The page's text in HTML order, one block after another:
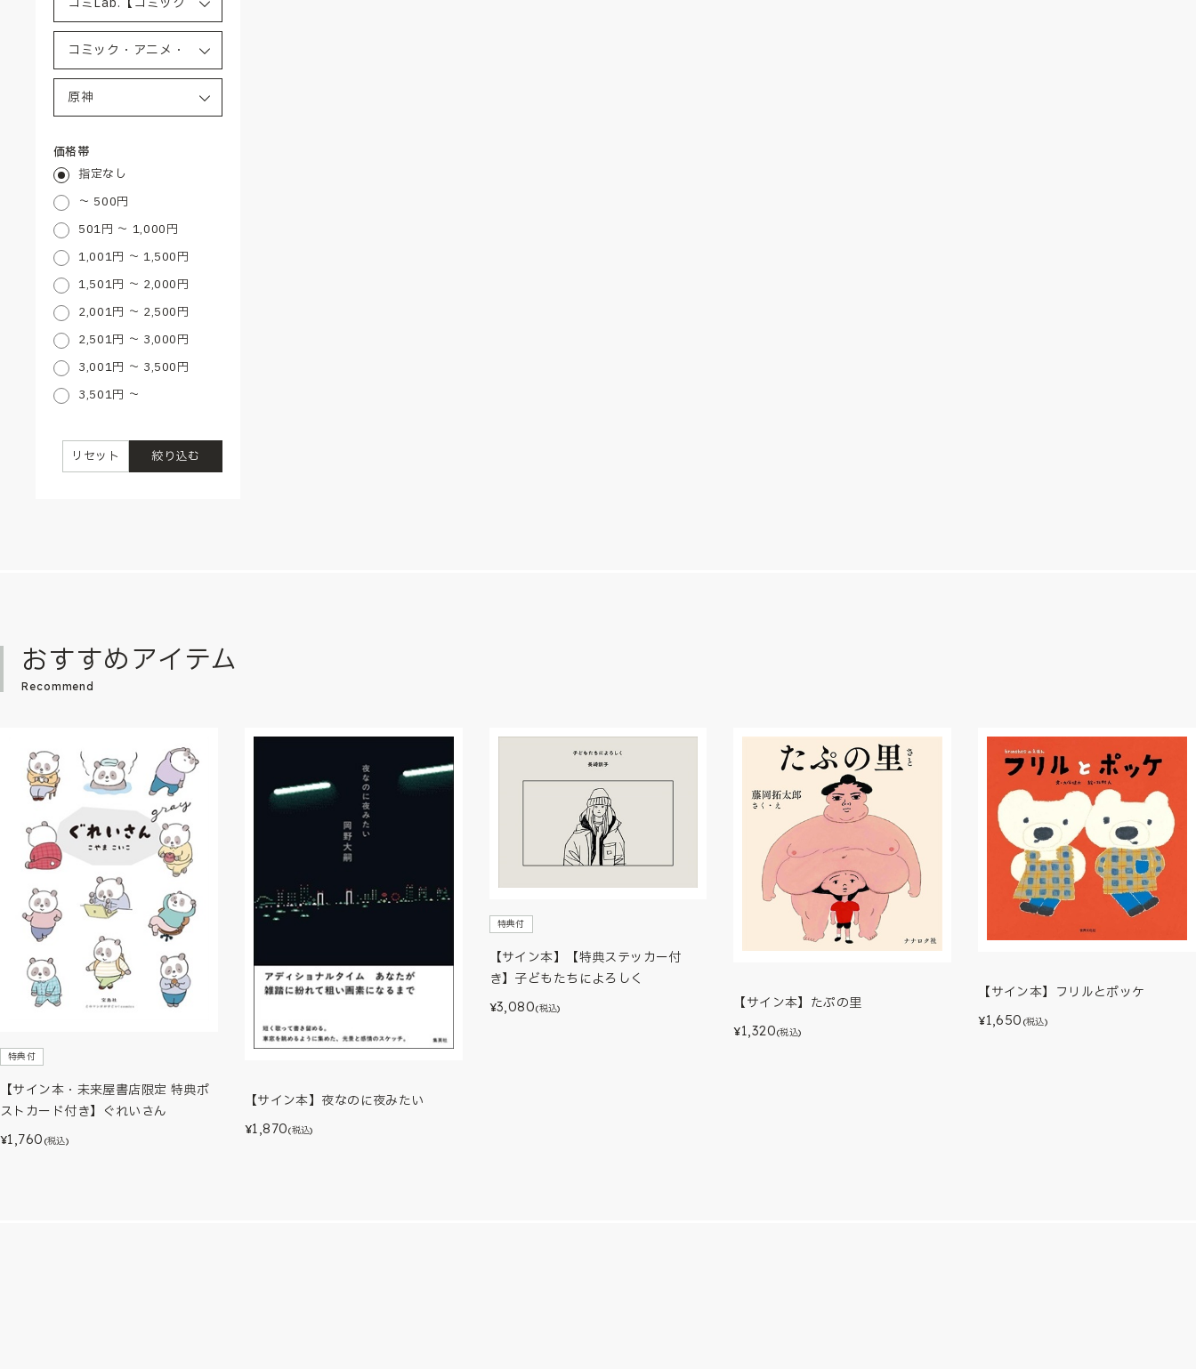
価格帯
指定なし
～ 500円
501円 ～ 1,000円
1,001円 ～ 1,500円
1,501円 ～ 2,000円
2,001円 ～ 2,500円
2,501円 ～ 3,000円
3,001円 ～ 3,500円
3,501円 ～
絞り込む
リセット
おすすめアイテム
Recommend
特典付
【サイン本・未来屋書店限定 特典ポ
ストカード付き】ぐれいさん
¥1,760 (税込)
【サイン本】夜なのに夜みたい
¥1,870(税込)
特典付
【サイン本】【特典ステッカー付
き】子どもたちによろしく
¥3,080(税込) 【サイン本】たぷの里
¥1,320(税込)
【サイン本】フリルとポッケ
¥1,650 (税込)